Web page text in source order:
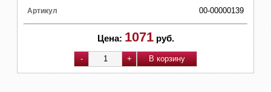
Артикул 00-00000139
Цена: 1071 руб.